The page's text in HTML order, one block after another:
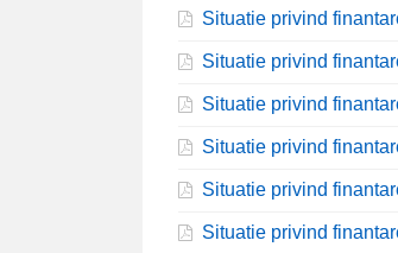
Situatie privind
Situatie privind
Situatie privind
Situatie privind
Situatie privind
Situatie privind